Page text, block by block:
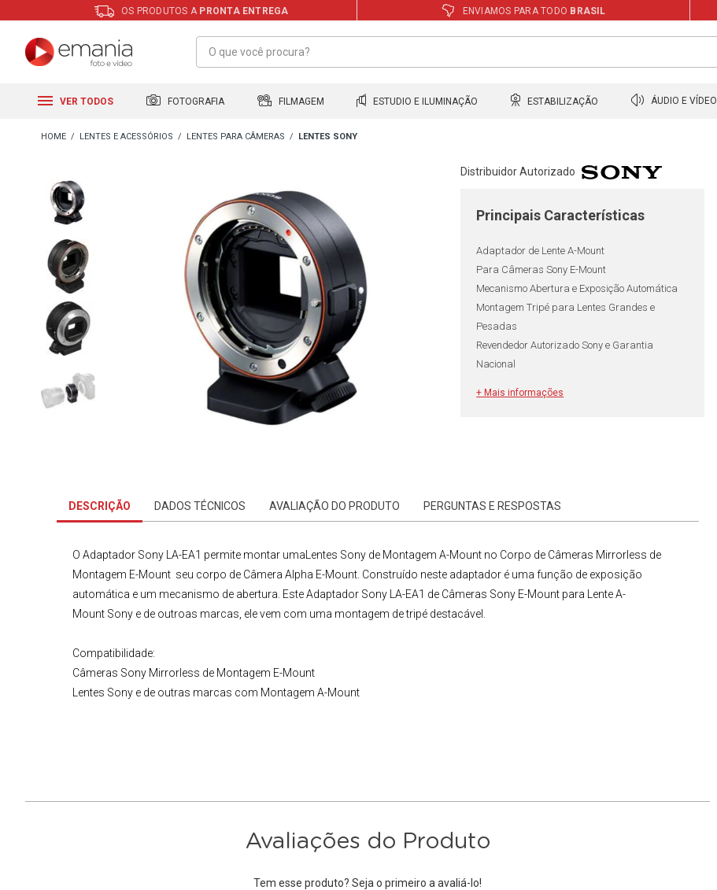
OS PRODUTOS A PRONTA ENTREGA ENVIAMOS PARA TODO BRASIL
VER TODOS FOTOGRAFIA FILMAGEM ESTUDIO E ILUMINAÇÃO ESTABILIZAÇÃO ÁUDIO E VÍDEO
LENTES E ACESSÓRIOS LENTES PARA CÂMERAS LENTES SONY
Distribuidor Autorizado
Principais Características
Adaptador de Lente A-Mount
Para Câmeras Sony E-Mount
Mecanismo Abertura e Exposição Automática
Montagem Tripé para Lentes Grandes e
Pesadas
Revendedor Autorizado Sony e Garantia
Nacional
+ Mais informações
DESCRIÇÃO DADOS TÉCNICOS AVALIAÇÃO DO PRODUTO PERGUNTAS E RESPOSTAS
O Adaptador Sony LA-EA1 permite montar uma Lentes Sony de Montagem A-Mount no Corpo de Câmeras Mirrorless de
Montagem E-Mount seu corpo de Câmera Alpha E-Mount. Construído neste adaptador é uma função de exposição
automática e um mecanismo de abertura. EsteAdaptador Sony LA-EA1 de Câmeras Sony E-Mount para
Lente A-
Mount Sony e de outroas marcas, ele vem com uma montagem de tripé destacável.
Compatibilidade:
Câmeras Sony Mirrorless de Montagem E-Mount
Lentes Sony e de outras marcas com Montagem A-Mount
Avaliações do Produto
Tem esse produto? Seja o primeiro a avaliá-lo!